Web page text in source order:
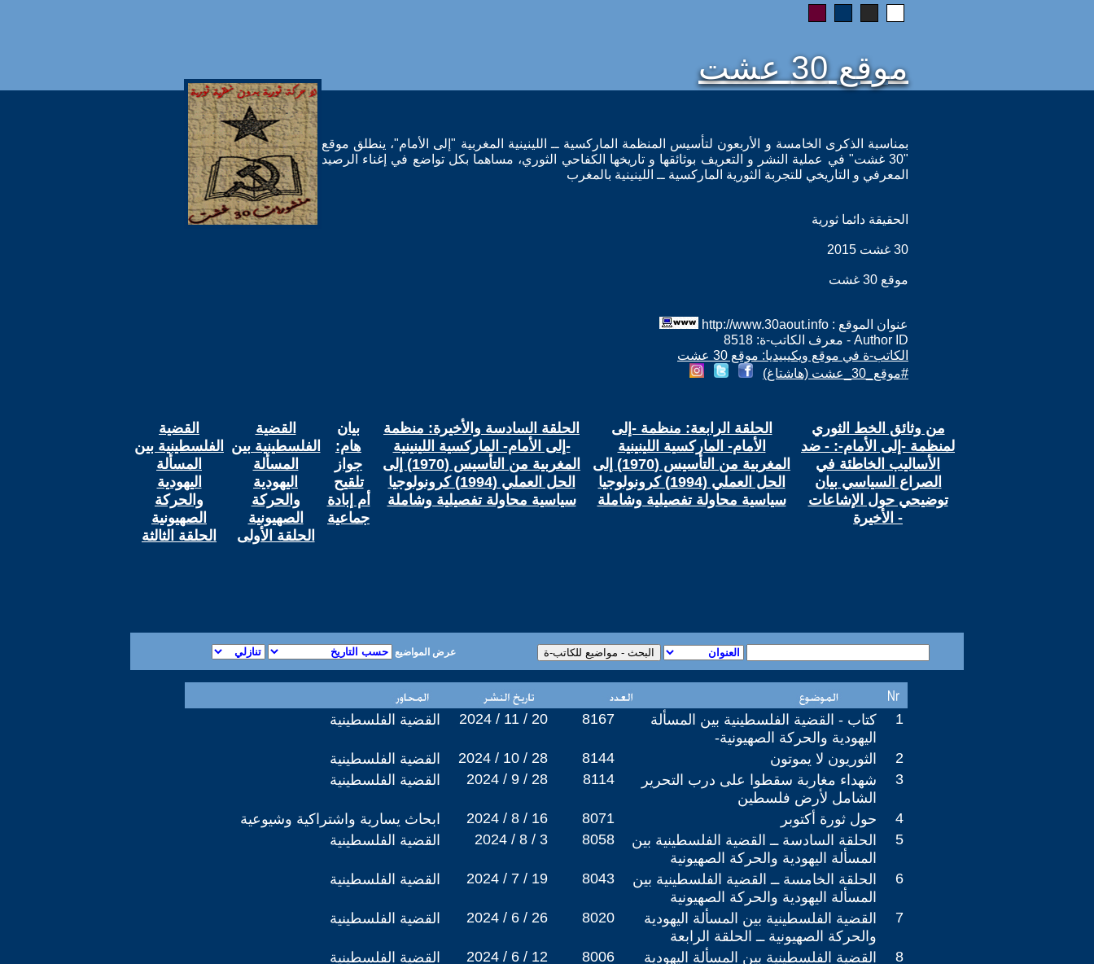
موقع 30 عشت
بمناسبة الذكرى الخامسة و الأربعون لتأسيس المنظمة الماركسية ــ اللينينية المغربية "إلى الأمام"، ينطلق موقع
"30 غشت" في عملية النشر و التعريف بوثائقها و تاريخها الكفاحي الثوري، مساهما بكل تواضع في إغناء الرصيد
المعرفي و التاريخي للتجربة الثورية الماركسية ــ اللينينية بالمغرب
الحقيقة دائما ثورية
30 غشت 2015
موقع 30 غشت
عنوان الموقع : http://www.30aout.info
Author ID - معرف الكاتب-ة: 8518
الكاتب-ة في موقع ويكيبيديا: موقع 30 عشت
#موقع_30_عشت (هاشتاغ)
القضية
الفلسطينية بين
المسألة
اليهودية
والحركة
الصهيونية
الحلقة الثالثة
القضية
الفلسطينية بين
المسألة
اليهودية
والحركة
الصهيونية
الحلقة الأولى
بيان
هام:
جواز
تلقيح
أم إبادة
جماعية
الحلقة السادسة والأخيرة: منظمة
-إلى الأمام- الماركسية اللينينية
المغربية من التأسيس (1970) إلى
الحل العملي (1994) كرونولوجيا
سياسية محاولة تفصيلية وشاملة
الحلقة الرابعة: منظمة -إلى
الأمام- الماركسية اللينينية
المغربية من التأسيس (1970) إلى
الحل العملي (1994) كرونولوجيا
سياسية محاولة تفصيلية وشاملة
من وثائق الخط الثوري
لمنظمة -إلى الأمام-: - ضد
الأساليب الخاطئة في
الصراع السياسي بيان
توضيحي حول الإشاعات
الأخيرة -
عرض المواضيع
القضية الفلسطينية 2024 / 11 / 20 8167
كتاب - القضية الفلسطينية بين المسألة
اليهودية والحركة الصهيونية-
1
القضية الفلسطينية 2024 / 10 / 28 8144 الثوريون لا يموتون
2
القضية الفلسطينية
2024 / 9 / 28 8114
شهداء مغاربة سقطوا على درب التحرير
الشامل لأرض فلسطين
3
ابحاث يسارية واشتراكية وشيوعية 2024 / 8 / 16 8071 حول ثورة أكتوبر
4
القضية الفلسطينية
2024 / 8 / 3 8058
الحلقة السادسة ــ القضية الفلسطينية بين
المسألة اليهودية والحركة الصهيونية
5
القضية الفلسطينية 2024 / 7 / 19 8043
الحلقة الخامسة ــ القضية الفلسطينية بين
المسألة اليهودية والحركة الصهيونية
6
القضية الفلسطينية 2024 / 6 / 26 8020
القضية الفلسطينية بين المسألة اليهودية
والحركة الصهيونية ــ الحلقة الرابعة
7
القضية الفلسطينية 2024 / 6 / 12 8006
القضية الفلسطينية بين المسألة اليهودية
8